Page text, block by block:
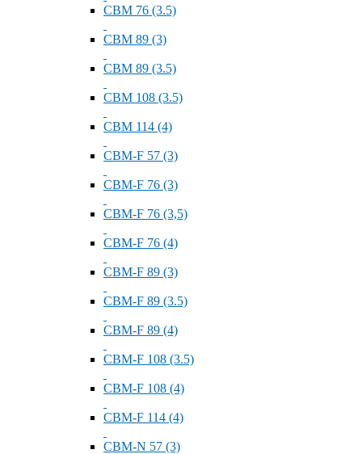
СВМ 76 (3.5)
СВМ 89 (3)
СВМ 89 (3.5)
СВМ 108 (3.5)
СВМ 114 (4)
СВМ-F 57 (3)
СВМ-F 76 (3)
СВМ-F 76 (3,5)
СВМ-F 76 (4)
СВМ-F 89 (3)
СВМ-F 89 (3.5)
СВМ-F 89 (4)
СВМ-F 108 (3.5)
СВМ-F 108 (4)
СВМ-F 114 (4)
СВМ-N 57 (3)